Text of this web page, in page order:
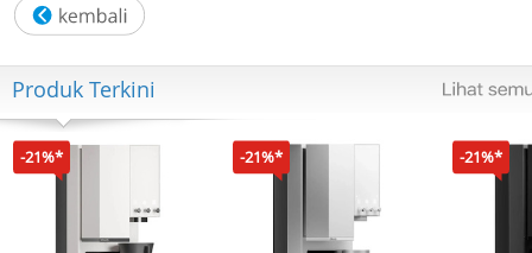
dari Maspion Aluminium. Dapat mengeluarkan suara
nyaring ketika digunakan untuk merebus air. Sehingga
dapat memberikan tanda bahwa air sudah panas.
Spesifikasi
Nama Produk : Maspion Teko Rainbow Electric
Tipe : TEKORAINBOWE24
Panjang Kabel : 1 Meter
Produk Terkini
-21%* -21%* -21%*